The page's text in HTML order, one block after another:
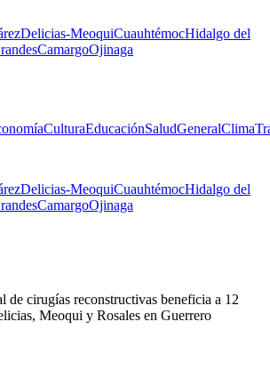
Delicias-MeoquiCuauhtémocHidalgo del
CamargoOjinaga
CulturaEducaciónSaludGeneralClima
Delicias-MeoquiCuauhtémocHidalgo del
CamargoOjinaga
de cirugías reconstructivas beneficia a 12
Meoqui y Rosales en Guerrero